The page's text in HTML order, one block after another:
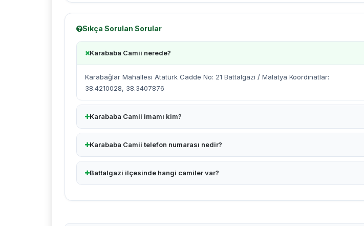
Sıkça Sorulan Sorular
Karababa Camii nerede?
Karabağlar Mahallesi Atatürk Cadde No: 21 Battalgazi / Malatya Koordinatlar:
38.4210028, 38.3407876
Karababa Camii imamı kim?
Karababa Camii telefon numarası nedir?
Battalgazi ilçesinde hangi camiler var?